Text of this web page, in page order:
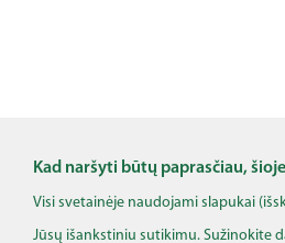
Kad naršyti būtų paprasčiau,
Visi svetainėje naudojami slapukai
Jūsų išankstiniu sutikimu. Sužinokite